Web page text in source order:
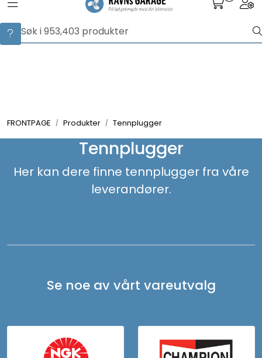
Skip to main content
Husk at du nå kan spore forsendelsen din under
«Ordrehistorikk» på «Min side». Sporingsnummeret vises der når
ordren er sendt.
Toggle navigation
FRONTPAGE Produkter Tennplugger
Tennplugger
Her kan dere finne tennplugger fra våre
leverandører.
Se noe av vårt vareutvalg
Servicedeler